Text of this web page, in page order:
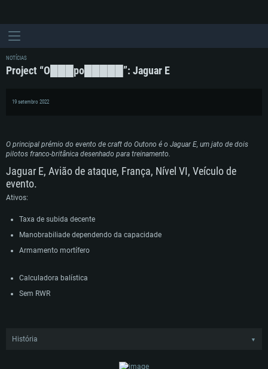
NOTÍCIAS
Project “O███po█████”: Jaguar E
19 setembro 2022
O principal prémio do evento de craft do Outono é o Jaguar E, um jato de dois
pilotos franco-britânica desenhado para treinamento.
Jaguar E, Avião de ataque, França, Nível VI, Veículo de
evento.
Ativos:
Taxa de subida decente
Manobrabiliade dependendo da capacidade
Armamento mortífero
Calculadora balística
Sem RWR
História ▼
BAC e os franceses da Greguet também desenvolveram um Jaguar E de dois